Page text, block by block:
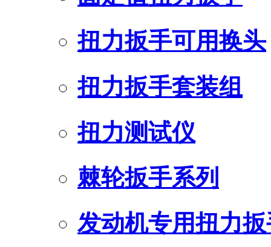
扭力扳手可用换头
扭力扳手套装组
扭力测试仪
棘轮扳手系列
发动机专用扭力